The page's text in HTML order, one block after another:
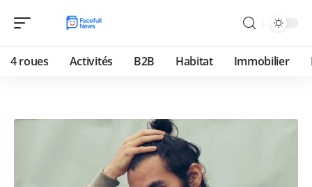
4 roues Activités B2B Habitat Immobilier